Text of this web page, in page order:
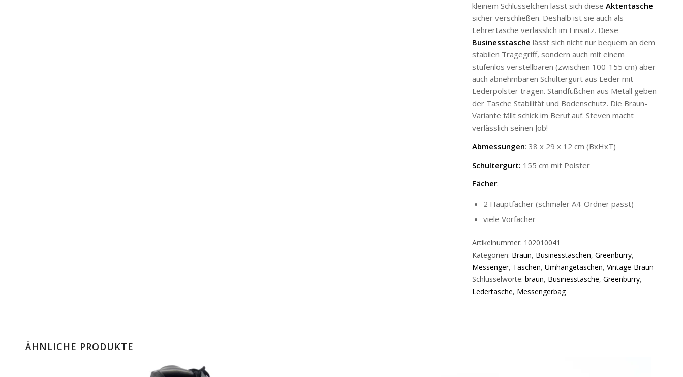
kleinem Schlüsselchen lässt sich dieseAktentasche
sicher verschließen. Deshalb ist sie auch als
Lehrertasche verlässlich im Einsatz. Diese
Businesstasche lässt sich nicht nur bequem an dem
stabilen Tragegriff, sondern auch mit einem
stufenlos verstellbaren (zwischen 100-155 cm) aber
auch abnehmbaren Schultergurt aus Leder mit
Lederpolster tragen. Standfüßchen aus Metall geben
der Tasche Stabilität und Bodenschutz. Die Braun-
Variante fällt schick im Beruf auf. Steven macht
verlässlich seinen Job!
Abmessungen: 38 x 29 x 12 cm (BxHxT)
Schultergurt: 155 cm mit Polster
Fächer:
2 Hauptfächer (schmaler A4-Ordner passt)
viele Vorfächer
Artikelnummer: 102010041
Kategorien: Braun, Businesstaschen,Greenburry,
Messenger, Taschen,Umhängetaschen,Vintage-Braun
Schlüsselworte:braun, Businesstasche,Greenburry,
Ledertasche, Messengerbag
ÄHNLICHE PRODUKTE